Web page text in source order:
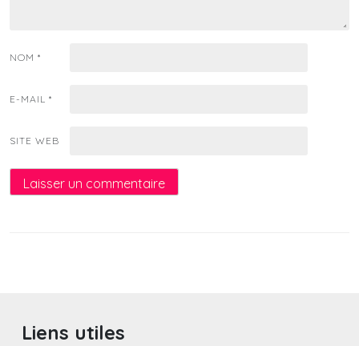
NOM *
E-MAIL *
SITE WEB
Liens utiles